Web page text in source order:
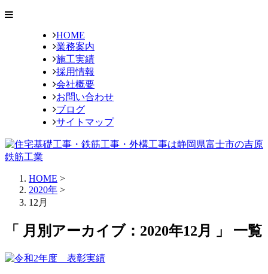
HOME
業務案内
施工実績
採用情報
会社概要
お問い合わせ
ブログ
サイトマップ
HOME >
2020年 >
12月
「 月別アーカイブ：2020年12月 」 一覧